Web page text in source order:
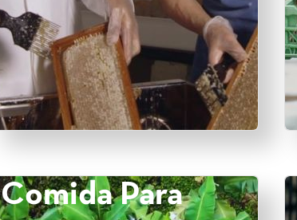
Comida Para